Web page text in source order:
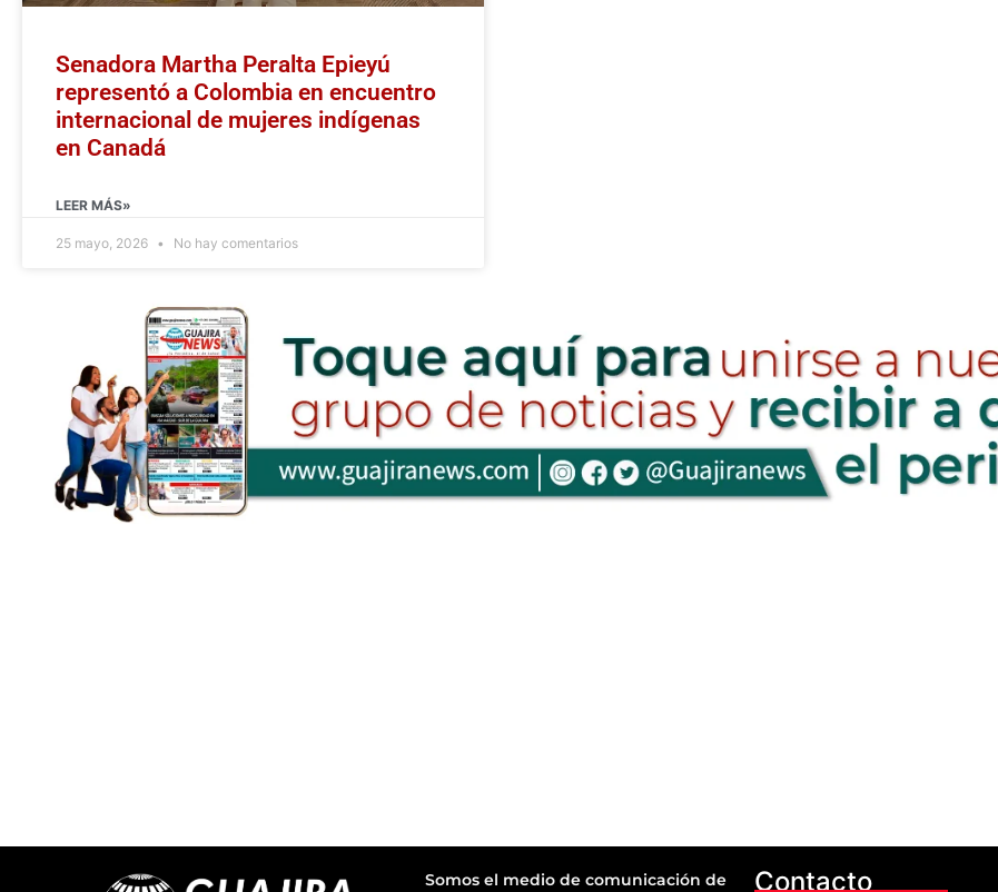
Senadora Martha Peralta Epieyú
representó a Colombia en encuentro
internacional de mujeres indígenas
en Canadá
LEER MÁS»
25 mayo, 2026 No hay comentarios
Somos el medio de comunicación de Contacto